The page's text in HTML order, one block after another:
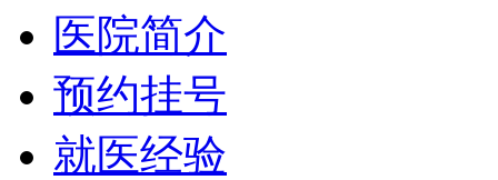
医院简介
预约挂号
就医经验